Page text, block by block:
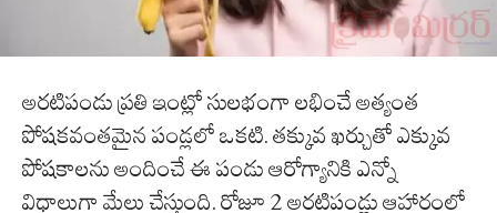
అరటిపండు ప్రతి ఇంట్లో సులభంగా లభించే అత్యంత
పోషకవంతమైన పండ్లలో ఒకటి. తక్కువ ఖర్చుతో ఎక్కువ
పోషకాలను అందించే ఈ పండు ఆరోగ్యానికి ఎన్నో
విధాలుగా మేలు చేస్తుంది. రోజూ 2 అరటిపండ్లు ఆహారంలో